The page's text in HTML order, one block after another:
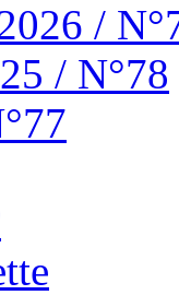
/
/ N°78